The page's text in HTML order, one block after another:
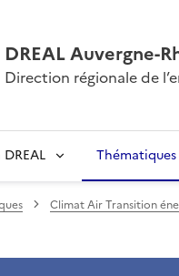
DREAL Auvergne-
Direction régionale de
Thématiques
Climat Air Transition